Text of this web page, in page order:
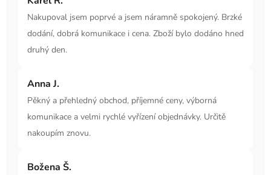
Nakupoval jsem poprvé a jsem náramně spokojený. Brzké
dodání, dobrá komunikace i cena. Zboží bylo dodáno hned
druhý den.
Anna J.
Pěkný a přehledný obchod, příjemné ceny, výborná
komunikace a velmi rychlé vyřízení objednávky. Určitě
nakoupím znovu.
Božena Š.